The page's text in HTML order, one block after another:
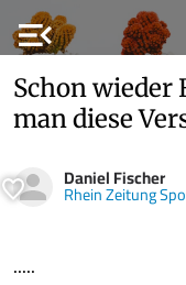
menu_open
Schon wieder
man diese
Daniel Fischer
Rhein Zeitung
.....